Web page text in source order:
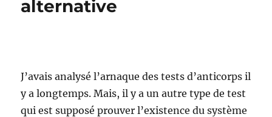
alternative
J’avais analysé l’arnaque des tests d’anticorps il
y a longtemps. Mais, il y a un autre type de test
qui est supposé prouver l’existence du système